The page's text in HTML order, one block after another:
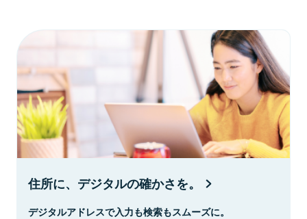
住所に、デジタルの確かさを。
デジタルアドレスで入力も検索もスムーズに。